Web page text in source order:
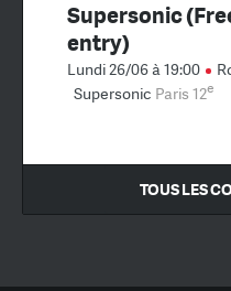
Supersonic
entry)
Lundi 26/06 à 19:00
Supersonic Paris 12e
TOUS LES